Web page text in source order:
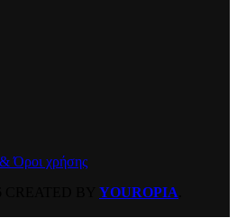
Όροι χρήσης
YOUROPIA